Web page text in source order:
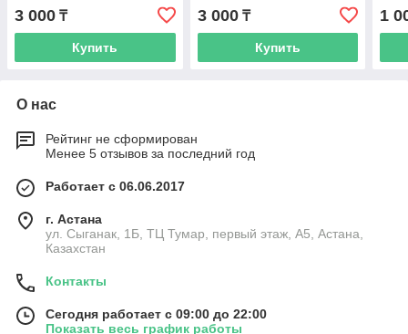
3 000 ₸
Купить
3 000₸
Купить
1
О нас
Рейтинг не сформирован
Менее 5 отзывов за последний год
Работает с 06.06.2017
г. Астана
ул. Сыганак, 1Б, ТЦ Тумар, первый этаж, А5, Астана,
Казахстан
Контакты
Сегодня работает с 09:00 до 22:00
Показать весь график работы